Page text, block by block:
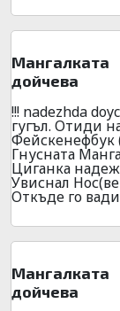
Мангалката
дойчева
!!! nadezhda
гугъл. Отиди
Фейскенефбук
Гнусната
Циганка
Увиснал
Откъде го
Мангалката
дойчева